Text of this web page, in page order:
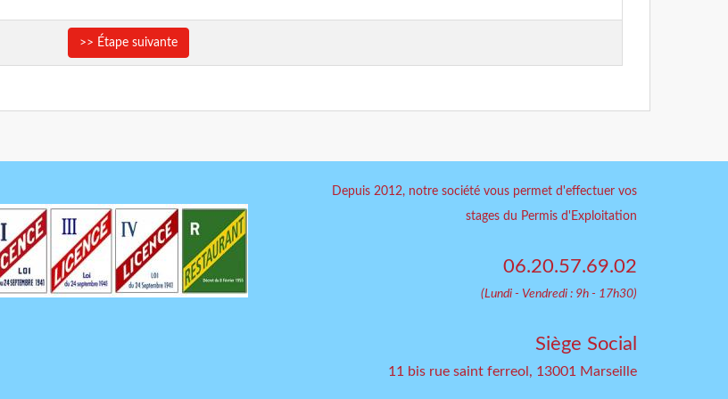
>> Étape suivante
Depuis 2012, notre société vous permet d'effectuer vos
stages du Permis d'Exploitation
06.20.57.69.02
(Lundi - Vendredi : 9h - 17h30)
Siège Social
11 bis rue saint ferreol, 13001 Marseille